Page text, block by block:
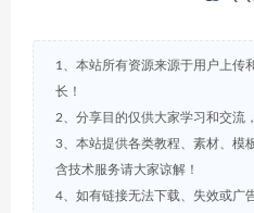
1、本站所有资源来源于用户上传
长！
2、分享目的仅供大家学习和交流
3、本站提供各类教程、素材、模
含技术服务请大家谅解！
4、如有链接无法下载、失效或广